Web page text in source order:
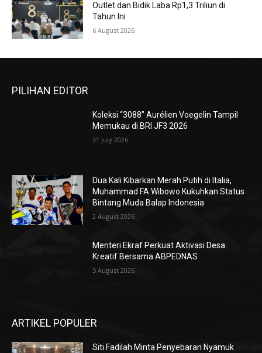
Outlet dan Bidik Laba Rp1,3 Triliun di
Tahun Ini
6 August 2026
PILIHAN EDITOR
Koleksi “3088” Aurélien Voegelin Tampil
Memukau di BRI JF3 2026
31 July 2026
Dua Kali Kibarkan Merah Putih di Italia,
Muhammad FA Wibowo Kukuhkan Status
Bintang Muda Balap Indonesia
2 August 2026
Menteri Ekraf Perkuat Aktivasi Desa
Kreatif Bersama ABPEDNAS
5 August 2026
ARTIKEL POPULER
Siti Fadilah Minta Penyebaran Nyamuk